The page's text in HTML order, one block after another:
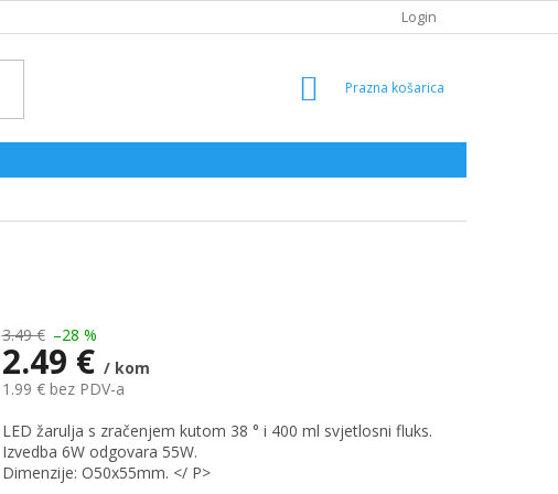
Login
SHOPPING
3.49 € –28 %
2.49 € / kom
1.99 € bez PDV-a
Measure
price:
LED žarulja s zračenjem kutom 38 ° i 400 ml svjetlosni fluks.
Izvedba 6W odgovara 55W.
Dimenzije: O50x55mm. </ P>